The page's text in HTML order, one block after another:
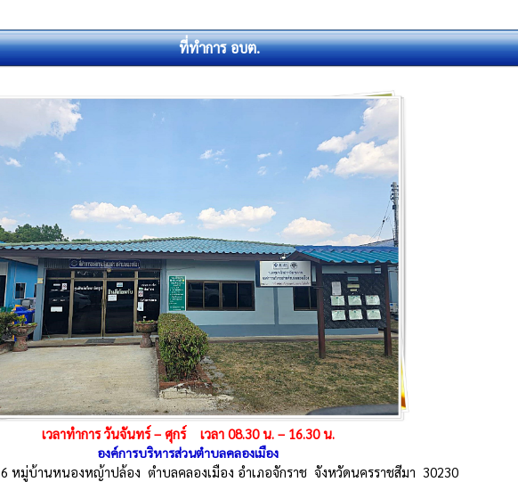
ที่ทำการ อบต.
เวลาทำการ วันจันทร์ – ศุกร์เวลา 08.30 น. – 16.30 น.
องค์การบริหารส่วนตำบลคลองเมือง
หมู่บ้านหนองหญ้าปล้อง ตำบลคลองเมือง อำเภอจักราช จังหวัดนครราชสีมา 30230